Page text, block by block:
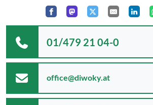
01/479 21 04-0
office@diwoky.at